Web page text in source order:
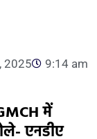
2025
9:14 am
में
एनडीए